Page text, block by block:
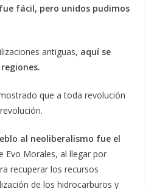
fácil, pero unidos pudimos
antiguas, aquí se
que a toda revolución
al neoliberalismo fue el
Evo Morales, al llegar por
recuperar los recursos
de los hidrocarburos y